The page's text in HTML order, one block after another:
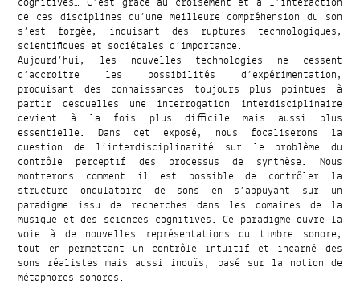
de ces disciplines qu’une meilleure compréhension du son
s’est forgée, induisant des ruptures technologiques,
scientifiques et sociétales d’importance.
Aujourd’hui, les nouvelles technologies ne cessent
d’accroitre les possibilités d’expérimentation,
produisant des connaissances toujours plus pointues à
partir desquelles une interrogation interdisciplinaire
devient à la fois plus difficile mais aussi plus
essentielle. Dans cet exposé, nous focaliserons la
question de l’interdisciplinarité sur le problème du
contrôle perceptif des processus de synthèse. Nous
montrerons comment il est possible de contrôler la
structure ondulatoire de sons en s’appuyant sur un
paradigme issu de recherches dans les domaines de la
musique et des sciences cognitives. Ce paradigme ouvre la
voie à de nouvelles représentations du timbre sonore,
tout en permettant un contrôle intuitif et incarné des
sons réalistes mais aussi inouïs, basé sur la notion de
métaphores sonores.